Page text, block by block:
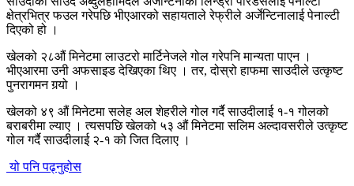
क्षेत्रभित्र फउल गरेपछि भीएआरको सहायताले रेफ्रीले अर्जेन्टिनालाई पेनाल्टी
दिएको हो ।
खेलको २८औं मिनेटमा लाउटरो मार्टिनेजले गोल गरेपनि मान्यता पाएन ।
भीएआरमा उनी अफसाइड देखिएका थिए । तर, दोस्रो हाफमा साउदीले उत्कृष्ट
पुनरागमन गर्‍यो ।
खेलको ४९ औं मिनेटमा सलेह अल शेहरीले गोल गर्दै साउदीलाई १-१ गोलको
बराबरीमा ल्याए । त्यसपछि खेलको ५३ औं मिनेटमा सलिम अल्दावसरीले उत्कृष्ट
गोल गर्दै साउदीलाई २-१ को जित दिलाए ।
यो पनि पढ्नुहोस